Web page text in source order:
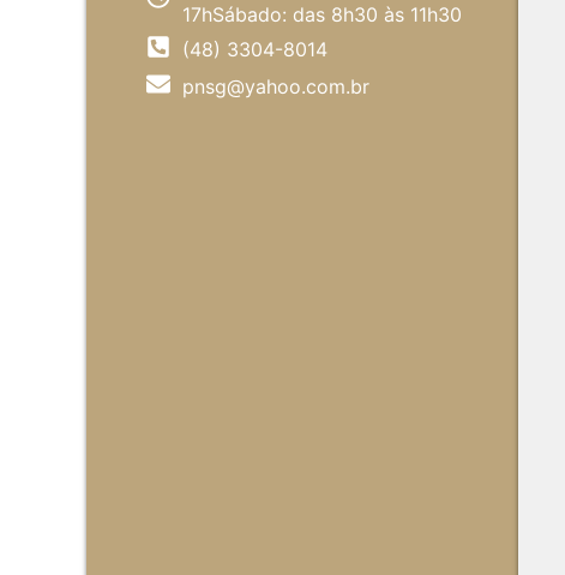
17hSábado: das 8h30 às 11h30
(48) 3304-8014
pnsg@yahoo.com.br